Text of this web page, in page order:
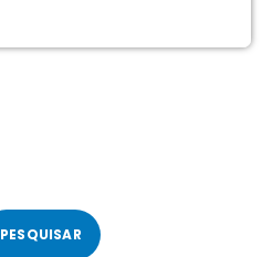
PESQUISAR